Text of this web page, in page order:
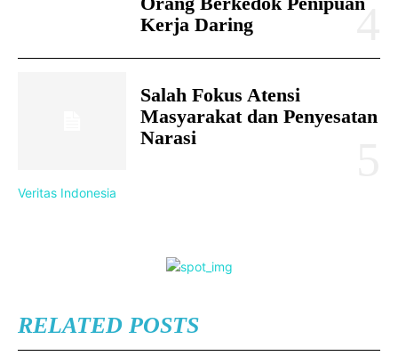
Kerja Daring
Salah Fokus Atensi
Masyarakat dan Penyesatan
Narasi
Veritas Indonesia
RELATED POSTS